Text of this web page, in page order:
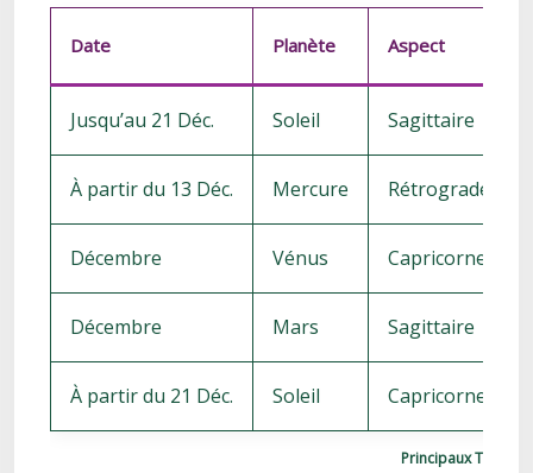
Principaux
Date Planète Aspect
Jusqu’au 21 Déc. Soleil Sagittaire
À partir du 13 Déc. Mercure Rétrograde en
Décembre Vénus Capricorne
Décembre Mars Sagittaire
À partir du 21 Déc. Soleil Capricorne